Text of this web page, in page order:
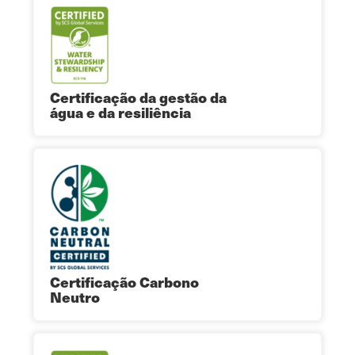
Certificação da gestão da
água e da resiliência
Certificação Carbono
Neutro